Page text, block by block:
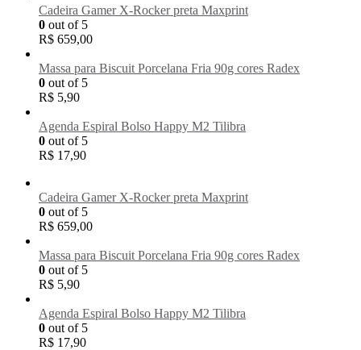
Cadeira Gamer X-Rocker preta Maxprint
0 out of 5
R$ 659,00
Massa para Biscuit Porcelana Fria 90g cores Radex
0 out of 5
R$ 5,90
Agenda Espiral Bolso Happy M2 Tilibra
0 out of 5
R$ 17,90
Cadeira Gamer X-Rocker preta Maxprint
0 out of 5
R$ 659,00
Massa para Biscuit Porcelana Fria 90g cores Radex
0 out of 5
R$ 5,90
Agenda Espiral Bolso Happy M2 Tilibra
0 out of 5
R$ 17,90